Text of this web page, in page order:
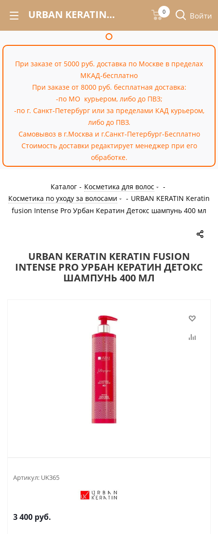
URBAN KERATIN Keratin fusion Intense Pro Урбан Кератин Детокс шампунь 400 мл – купить недорого в Москве в интернет-магазине «Cossale» 0 Войти
При заказе от 5000 руб. доставка по Москве в пределах
МКАД-бесплатно
При заказе от 8000 руб. бесплатная доставка:
-по МО курьером, либо до ПВЗ;
-по г. Санкт-Петербург или за пределами КАД курьером,
либо до ПВЗ.
Самовывоз в г.Москва и г.Санкт-Петербург-Бесплатно
Стоимость доставки редактирует менеджер при его
обработке.
Каталог - Косметика для волос
-
Косметика по уходу за волосами
- URBAN KERATIN Keratin
fusion Intense Pro Урбан Кератин Детокс шампунь 400 мл
URBAN KERATIN KERATIN FUSION
INTENSE PRO УРБАН КЕРАТИН ДЕТОКС
ШАМПУНЬ 400 МЛ
Артикул: UK365
3 400 руб.